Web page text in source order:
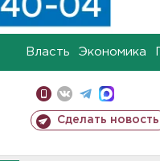
Власть Экономика
Сделать новость